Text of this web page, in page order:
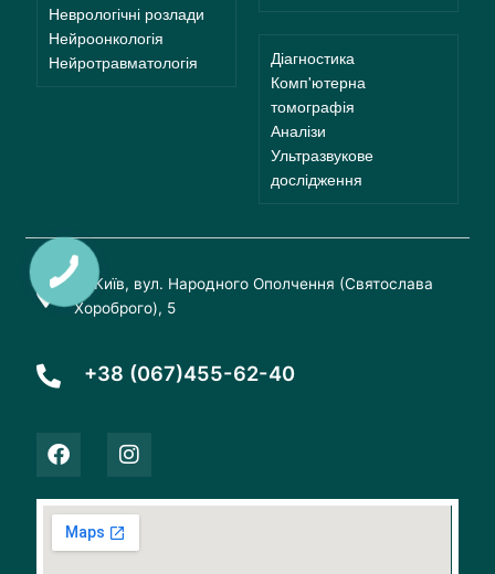
Неврологічні розлади
Нейроонкологія
Нейротравматологія
Діагностика
Комп'ютерна
томографія
Аналізи
Ультразвукове
дослідження
м. Київ, вул. Народного Ополчення (Святослава
Хороброго), 5
+38 (067)455-62-40
F
a
e
b
o
I
n
t
g